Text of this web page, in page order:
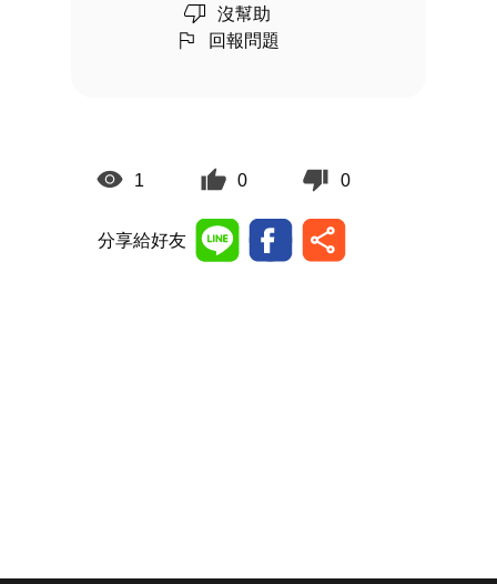
沒幫助
回報問題
1 0 0
分享給好友